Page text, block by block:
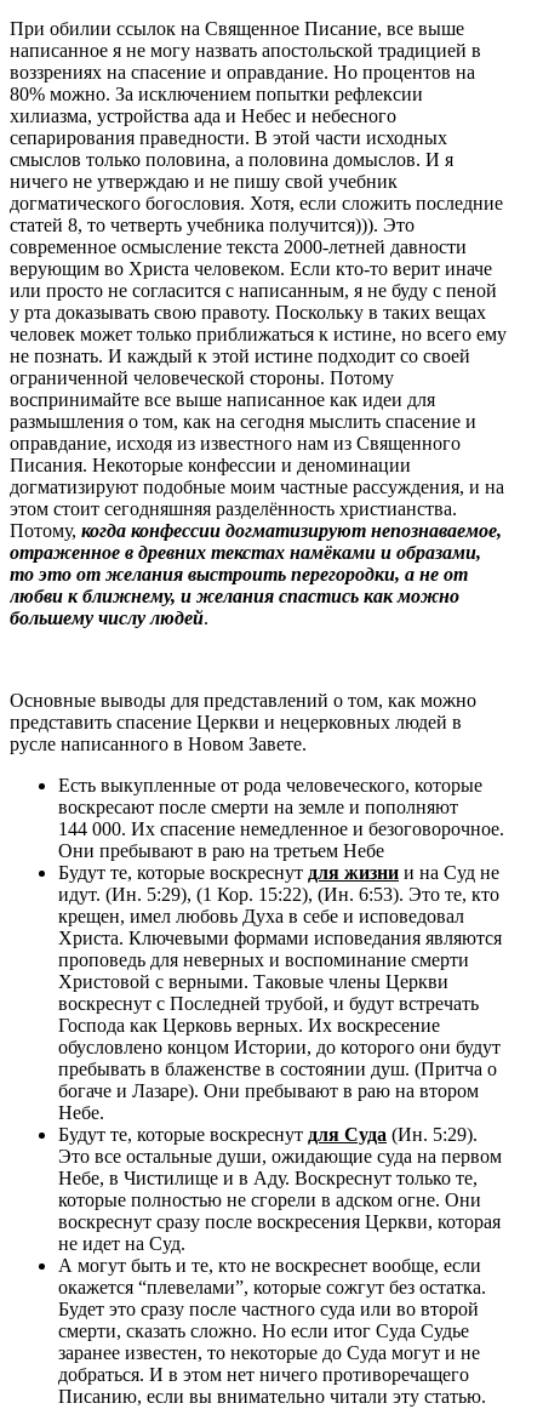
При обилии ссылок на Священное Писание, все выше
написанное я не могу назвать апостольской традицией в
воззрениях на спасение и оправдание. Но процентов на
80% можно. За исключением попытки рефлексии
хилиазма, устройства ада и Небес и небесного
сепарирования праведности. В этой части исходных
смыслов только половина, а половина домыслов. И я
ничего не утверждаю и не пишу свой учебник
догматического богословия. Хотя, если сложить последние
статей 8, то четверть учебника получится))). Это
современное осмысление текста 2000-летней давности
верующим во Христа человеком. Если кто-то верит иначе
или просто не согласится с написанным, я не буду с пеной
у рта доказывать свою правоту. Поскольку в таких вещах
человек может только приближаться к истине, но всего ему
не познать. И каждый к этой истине подходит со своей
ограниченной человеческой стороны. Потому
воспринимайте все выше написанное как идеи для
размышления о том, как на сегодня мыслить спасение и
оправдание, исходя из известного нам из Священного
Писания. Некоторые конфессии и деноминации
догматизируют подобные моим частные рассуждения, и на
этом стоит сегодняшняя разделённость христианства.
Потому, когда конфессии догматизируют непознаваемое,
отраженное в древних текстах намёками и образами,
то это от желания выстроить перегородки, а не от
любви к ближнему, и желания спастись как можно
большему числу людей.
Основные выводы для представлений о том, как можно
представить спасение Церкви и нецерковных людей в
русле написанного в Новом Завете.
Есть выкупленные от рода человеческого, которые
воскресают после смерти на земле и пополняют
144 000. Их спасение немедленное и безоговорочное.
Они пребывают в раю на третьем Небе
Будут те, которые воскреснут для жизни и на Суд не
идут. (Ин. 5:29), (1 Кор. 15:22), (Ин. 6:53). Это те, кто
крещен, имел любовь Духа в себе и исповедовал
Христа. Ключевыми формами исповедания являются
проповедь для неверных и воспоминание смерти
Христовой с верными. Таковые члены Церкви
воскреснут с Последней трубой, и будут встречать
Господа как Церковь верных. Их воскресение
обусловлено концом Истории, до которого они будут
пребывать в блаженстве в состоянии душ. (Притча о
богаче и Лазаре). Они пребывают в раю на втором
Небе.
Будут те, которые воскреснут для Суда (Ин. 5:29).
Это все остальные души, ожидающие суда на первом
Небе, в Чистилище и в Аду. Воскреснут только те,
которые полностью не сгорели в адском огне. Они
воскреснут сразу после воскресения Церкви, которая
не идет на Суд.
А могут быть и те, кто не воскреснет вообще, если
окажется “плевелами”, которые сожгут без остатка.
Будет это сразу после частного суда или во второй
смерти, сказать сложно. Но если итог Суда Судье
заранее известен, то некоторые до Суда могут и не
добраться. И в этом нет ничего противоречащего
Писанию, если вы внимательно читали эту статью.